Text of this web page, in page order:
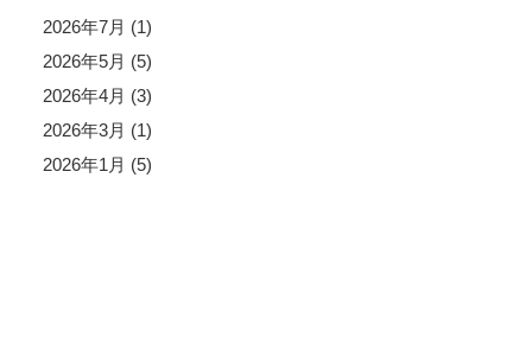
2026年7月 (1)
2026年5月 (5)
2026年4月 (3)
2026年3月 (1)
2026年1月 (5)